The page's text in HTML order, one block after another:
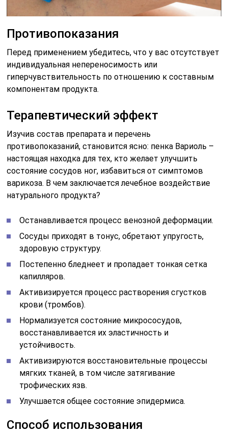
Противопоказания
Перед применением убедитесь, что у вас отсутствует
индивидуальная непереносимость или
гиперчувствительность по отношению к составным
компонентам продукта.
Терапевтический эффект
Изучив состав препарата и перечень
противопоказаний, становится ясно: пенка Вариоль –
настоящая находка для тех, кто желает улучшить
состояние сосудов ног, избавиться от симптомов
варикоза. В чем заключается лечебное воздействие
натурального продукта?
Останавливается процесс венозной деформации.
Сосуды приходят в тонус, обретают упругость,
здоровую структуру.
Постепенно бледнеет и пропадает тонкая сетка
капилляров.
Активизируется процесс растворения сгустков
крови (тромбов).
Нормализуется состояние микрососудов,
восстанавливается их эластичность и
устойчивость.
Активизируются восстановительные процессы
мягких тканей, в том числе затягивание
трофических язв.
Улучшается общее состояние эпидермиса.
Способ использования